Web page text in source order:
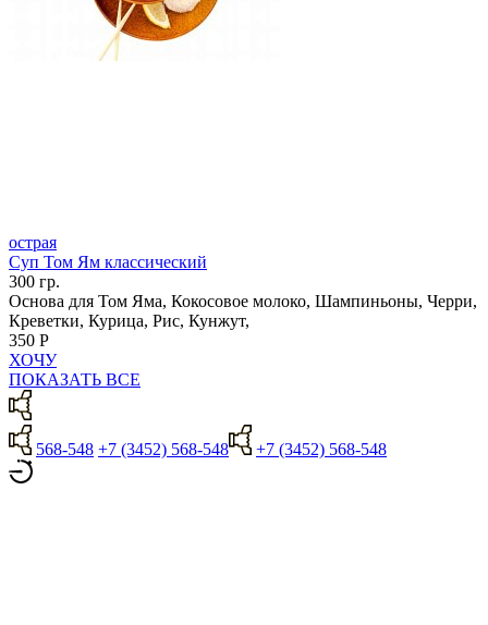
острая
Суп Том Ям классический
300 гр.
Основа для Том Яма, Кокосовое молоко, Шампиньоны, Черри,
Креветки, Курица, Рис, Кунжут,
350 Р
ХОЧУ
ПОКАЗАТЬ ВСЕ
568-548 +7 (3452) 568-548 +7 (3452) 568-548